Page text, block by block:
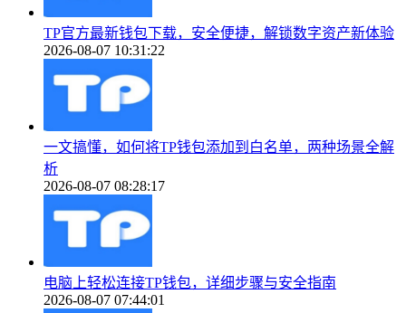
TP官方最新钱包下载，安全便捷，解锁数字资产新体验
2026-08-07 10:31:22
一文搞懂，如何将TP钱包添加到白名单，两种场景全解
析
2026-08-07 08:28:17
电脑上轻松连接TP钱包，详细步骤与安全指南
2026-08-07 07:44:01